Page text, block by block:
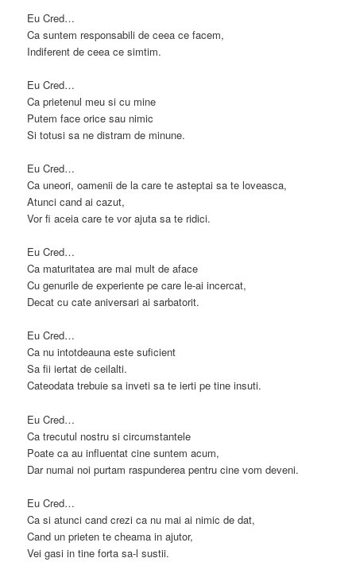
Eu Cred…
Ca suntem responsabili de ceea ce facem,
Indiferent de ceea ce simtim.
Eu Cred…
Ca prietenul meu si cu mine
Putem face orice sau nimic
Si totusi sa ne distram de minune.
Eu Cred…
Ca uneori, oamenii de la care te asteptai sa te loveasca,
Atunci cand ai cazut,
Vor fi aceia care te vor ajuta sa te ridici.
Eu Cred…
Ca maturitatea are mai mult de aface
Cu genurile de experiente pe care le-ai incercat,
Decat cu cate aniversari ai sarbatorit.
Eu Cred…
Ca nu intotdeauna este suficient
Sa fii iertat de ceilalti.
Cateodata trebuie sa inveti sa te ierti pe tine insuti.
Eu Cred…
Ca trecutul nostru si circumstantele
Poate ca au influentat cine suntem acum,
Dar numai noi purtam raspunderea pentru cine vom deveni.
Eu Cred…
Ca si atunci cand crezi ca nu mai ai nimic de dat,
Cand un prieten te cheama in ajutor,
Vei gasi in tine forta sa-l sustii.